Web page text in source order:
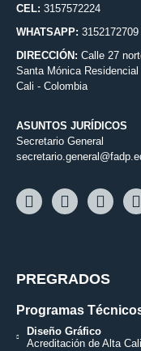
CEL: 3157572224
WHATSAPP: 3152172709
DIRECCIÓN: Calle 27
Santa Mónica Residencial
Cali - Colombia
ASUNTOS JURÍDICOS
Secretario General
PREGRADOS
Programas
Diseño Gráfico
Acreditación de Alta